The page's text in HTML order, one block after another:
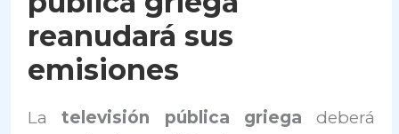
reanudará sus
emisiones
Latelevisión pública griega deberá